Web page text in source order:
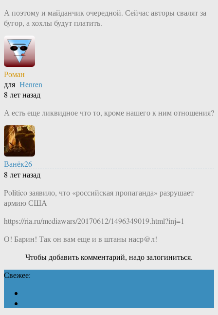
А поэтому и майданчик очередной. Сейчас авторы свалят за
бугор, а хохлы будут платить.
Роман
для Henren
8 лет назад
А есть еще ликвидное что то, кроме нашего к ним отношения?
Ванёк26
8 лет назад
Politico заявило, что «российская пропаганда» разрушает
армию США
https://ria.ru/mediawars/20170612/1496349019.html?inj=1
О! Барин! Так он вам еще и в штаны наср@л!
Чтобы добавить комментарий, надо залогиниться.
Свежее: